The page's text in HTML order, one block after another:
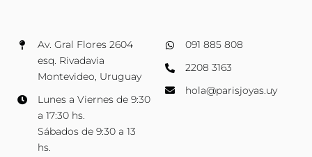
Av. Gral Flores 2604
esq. Rivadavia
Montevideo, Uruguay
Lunes a Viernes de 9:30
a 17:30 hs.
Sábados de 9:30 a 13
hs.
091 885 808
2208 3163
hola@parisjoyas.uy